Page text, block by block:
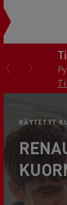
KÄYTETYT